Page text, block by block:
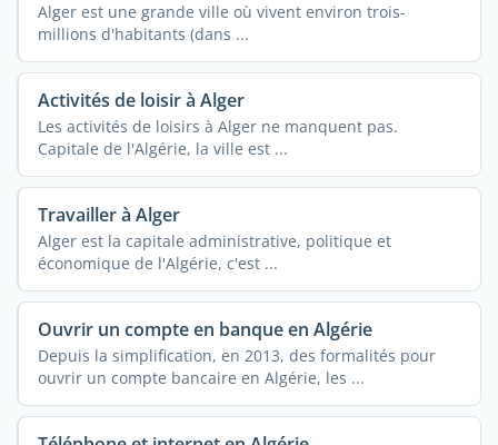
Alger est une grande ville où vivent environ trois-
millions d'habitants (dans ...
Activités de loisir à Alger
Les activités de loisirs à Alger ne manquent pas.
Capitale de l'Algérie, la ville est ...
Travailler à Alger
Alger est la capitale administrative, politique et
économique de l'Algérie, c'est ...
Ouvrir un compte en banque en Algérie
Depuis la simplification, en 2013, des formalités pour
ouvrir un compte bancaire en Algérie, les ...